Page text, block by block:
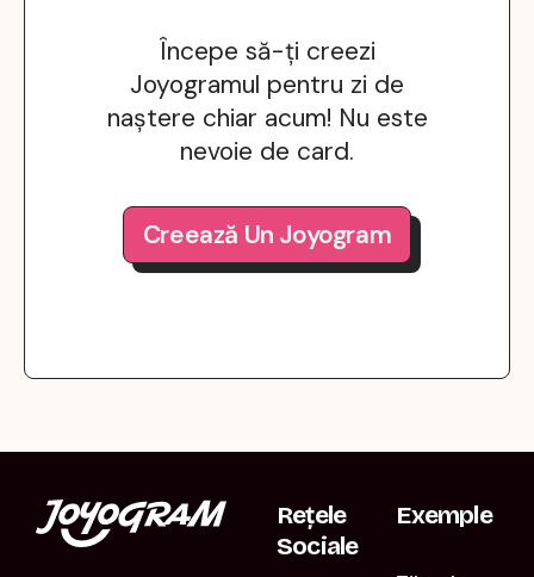
Începe să-ți creezi
Joyogramul pentru zi de
naștere chiar acum! Nu este
nevoie de card.
Creează Un Joyogram
Rețele
Sociale
Exemple